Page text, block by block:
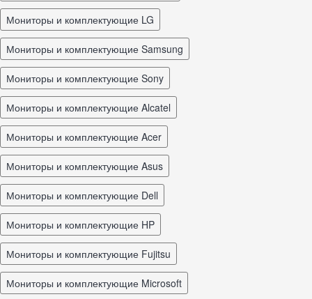
Мониторы и комплектующие LG
Мониторы и комплектующие Samsung
Мониторы и комплектующие Sony
Мониторы и комплектующие Alcatel
Мониторы и комплектующие Acer
Мониторы и комплектующие Asus
Мониторы и комплектующие Dell
Мониторы и комплектующие HP
Мониторы и комплектующие Fujitsu
Мониторы и комплектующие Microsoft